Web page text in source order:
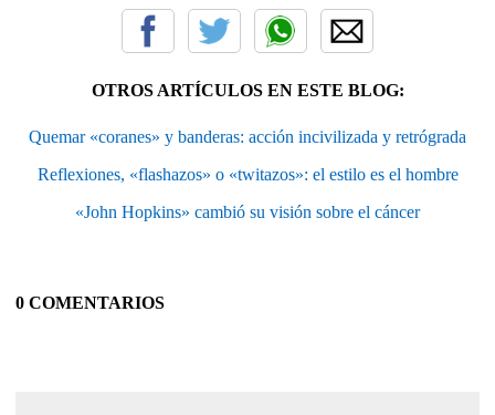
OTROS ARTÍCULOS EN ESTE BLOG:
Quemar «coranes» y banderas: acción incivilizada y retrógrada
Reflexiones, «flashazos» o «twitazos»: el estilo es el hombre
«John Hopkins» cambió su visión sobre el cáncer
0 COMENTARIOS